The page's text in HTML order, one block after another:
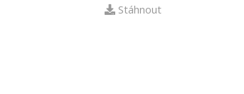
Stáhnout